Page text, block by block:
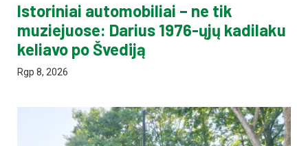
Istoriniai automobiliai – ne tik
muziejuose: Darius 1976-ųjų kadilaku
keliavo po Švediją
Rgp 8, 2026